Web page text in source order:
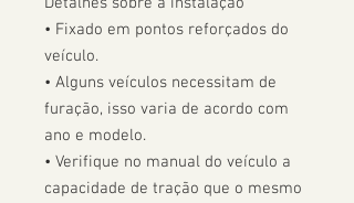
• Fixado em pontos reforçados do
veículo.
• Alguns veículos necessitam de
furação, isso varia de acordo com
ano e modelo.
• Verifique no manual do veículo a
capacidade de tração que o mesmo